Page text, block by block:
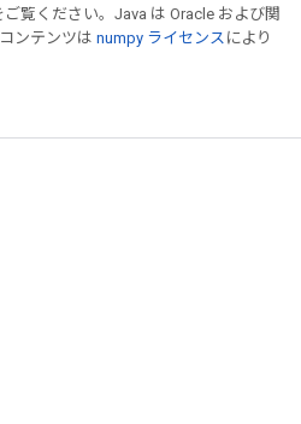
ご覧ください。Java は Oracle および関
ンテンツは numpy ライセンス により